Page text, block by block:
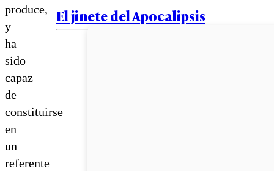
produce,
y
ha
sido
capaz
de
constituirse
en
un
referente
El jinete del Apocalipsis